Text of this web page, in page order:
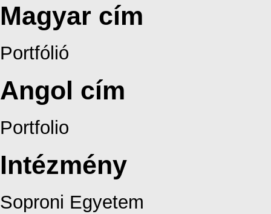
Magyar cím
Portfólió
Angol cím
Portfolio
Intézmény
Soproni Egyetem